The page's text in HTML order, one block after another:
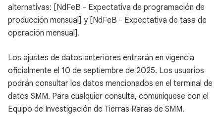
alternativas: [NdFeB - Expectativa de programación de
producción mensual] y [NdFeB - Expectativa de tasa de
operación mensual].
Los ajustes de datos anteriores entrarán en vigencia
oficialmente el 10 de septiembre de 2025. Los usuarios
podrán consultar los datos mencionados en el terminal de
datos SMM. Para cualquier consulta, comuníquese con el
Equipo de Investigación de Tierras Raras de SMM.